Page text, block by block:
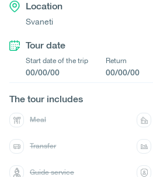
Location
Svaneti
Tour date
Start date of the trip
00/00/00
Return
00/00/00
The tour includes
Meal
Transfer
Guide service